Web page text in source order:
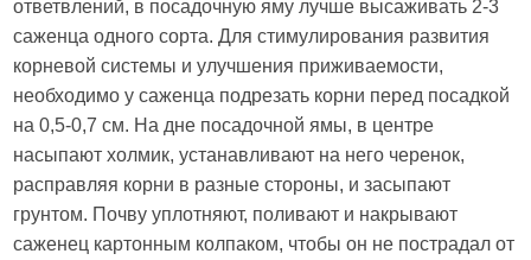
ответвлений, в посадочную яму лучше высаживать 2-3
саженца одного сорта. Для стимулирования развития
корневой системы и улучшения приживаемости,
необходимо у саженца подрезать корни перед посадкой
на 0,5-0,7 см. На дне посадочной ямы, в центре
насыпают холмик, устанавливают на него черенок,
расправляя корни в разные стороны, и засыпают
грунтом. Почву уплотняют, поливают и накрывают
саженец картонным колпаком, чтобы он не пострадал от